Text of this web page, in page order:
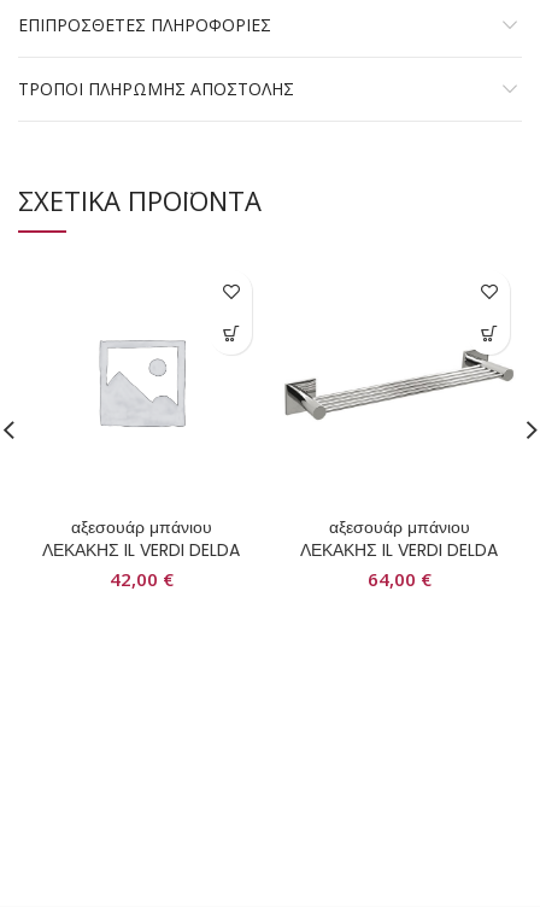
ΕΠΙΠΡΟΣΘΕΤΕΣ ΠΛΗΡΟΦΟΡΙΕΣ
ΤΡΟΠΟΙ ΠΛΗΡΩΜΗΣ ΑΠΟΣΤΟΛΗΣ
ΣΧΕΤΙΚΑ ΠΡΟΪΟΝΤΑ
αξεσουάρ μπάνιου
ΛΕΚΑΚΗΣ IL VERDI DELDA
42,00 €
αξεσουάρ μπάνιου
ΛΕΚΑΚΗΣ IL VERDI DELDA
64,00 €